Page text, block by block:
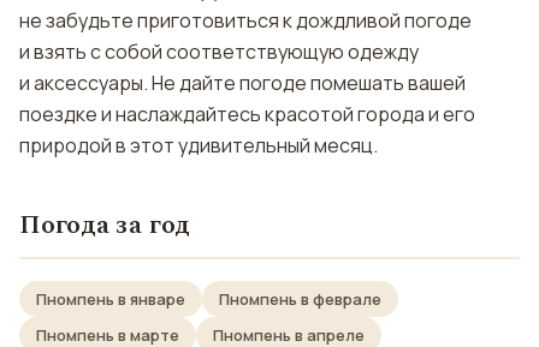
не забудьте приготовиться к дождливой погоде
и взять с собой соответствующую одежду
и аксессуары. Не дайте погоде помешать вашей
поездке и наслаждайтесь красотой города и его
природой в этот удивительный месяц.
Погода за год
Пномпень в январе
Пномпень в феврале
Пномпень в марте
Пномпень в апреле